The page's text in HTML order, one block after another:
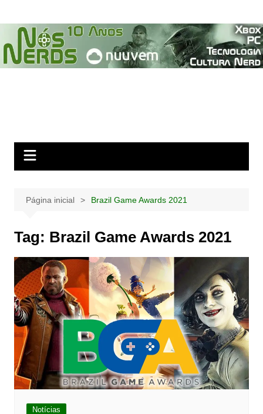
para
conteúdo
Página inicial Brazil Game Awards 2021
Tag: Brazil Game Awards 2021
Notícias